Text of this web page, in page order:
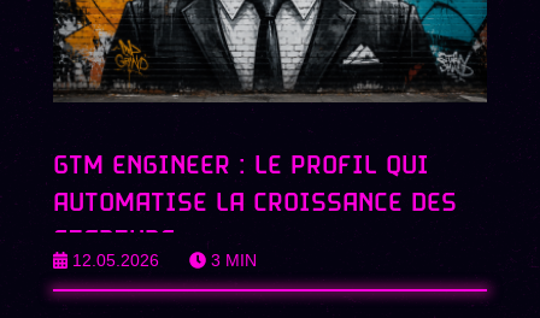
GTM ENGINEER : LE PROFIL QUI
AUTOMATISE LA CROISSANCE DES
STARTUPS
12.05.2026 3 MIN